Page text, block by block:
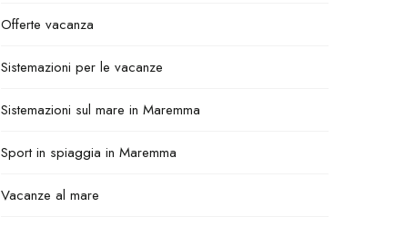
Offerte vacanza
Sistemazioni per le vacanze
Sistemazioni sul mare in Maremma
Sport in spiaggia in Maremma
Vacanze al mare